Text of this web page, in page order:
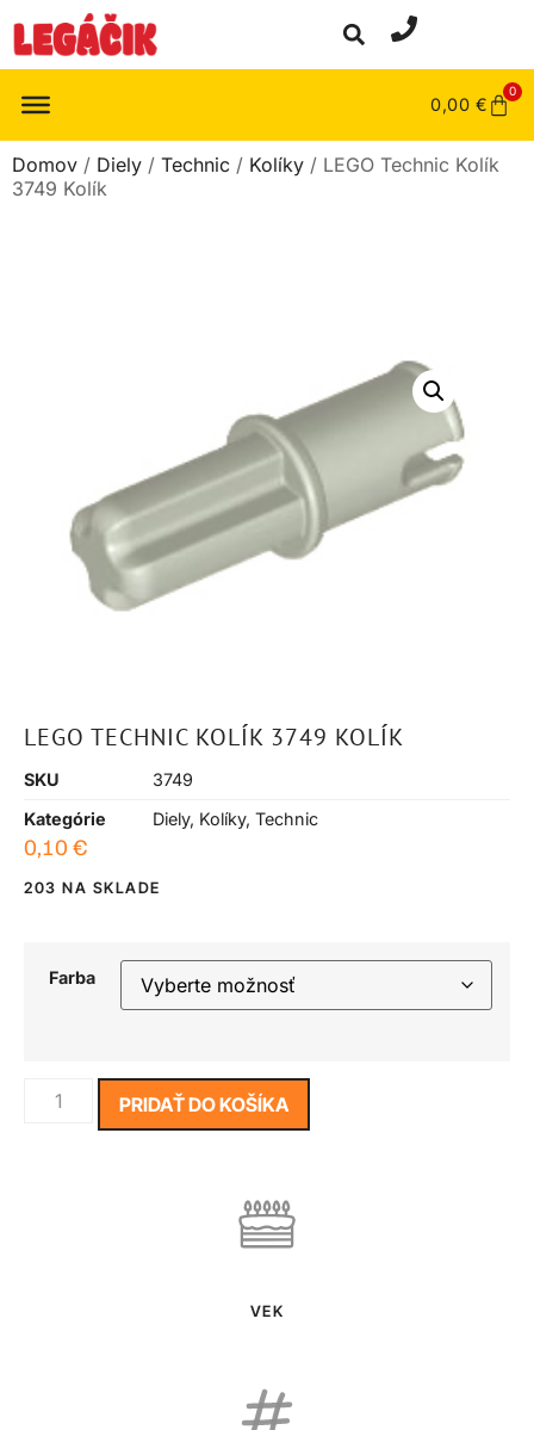
0,00 €
0
Domov / Diely / Technic / Kolíky / LEGO Technic Kolík
3749 Kolík
LEGO TECHNIC KOLÍK 3749 KOLÍK
SKU
3749
Kategórie
Diely, Kolíky, Technic
0,10 €
203 NA SKLADE
Farba
PRIDAŤ DO KOŠÍKA
VEK